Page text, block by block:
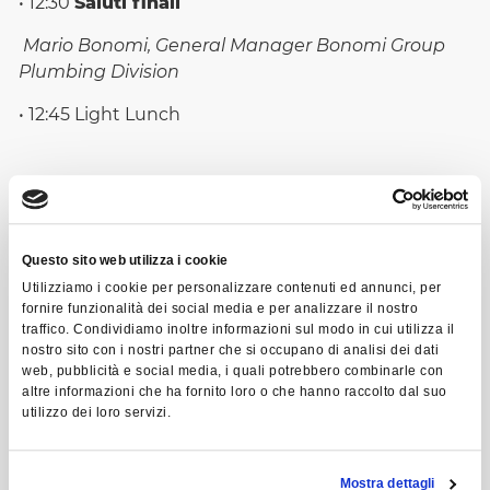
Questo sito web utilizza i cookie
Utilizziamo i cookie per personalizzare contenuti ed annunci, per
fornire funzionalità dei social media e per analizzare il nostro
traffico. Condividiamo inoltre informazioni sul modo in cui utilizza il
nostro sito con i nostri partner che si occupano di analisi dei dati
web, pubblicità e social media, i quali potrebbero combinarle con
altre informazioni che ha fornito loro o che hanno raccolto dal suo
utilizzo dei loro servizi.
Mostra dettagli
Mario Bonomi, General Manager Bonomi Group
Plumbing Division
• 12:45 Light Lunch
Evento gratuito riservato a titolari, e manager